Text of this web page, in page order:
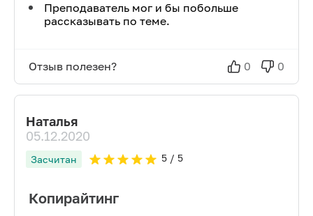
Преподаватель мог и бы побольше
рассказывать по теме.
Отзыв полезен? 0 0
Наталья
05.12.2020
Засчитан 5/ 5
Копирайтинг